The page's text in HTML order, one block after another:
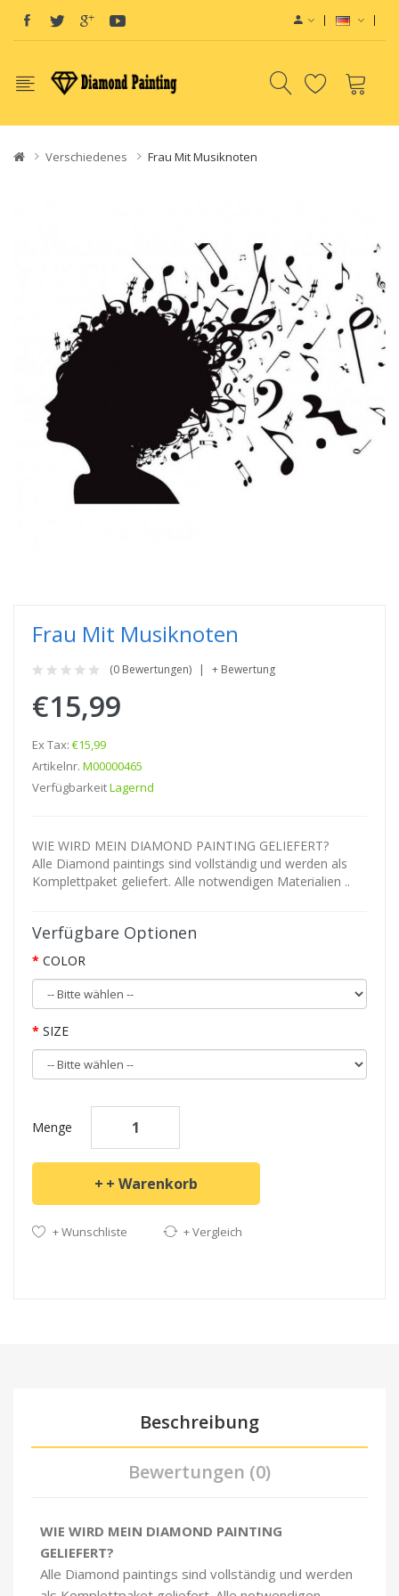
Verschiedenes Frau Mit Musiknoten
Frau Mit Musiknoten
(0 Bewertungen) + Bewertung
€15,99
Ex Tax: €15,99
Artikelnr. M00000465
VerfügbarkeitLagernd
WIE WIRD MEIN DIAMOND PAINTING GELIEFERT?
Alle Diamond paintings sind vollständig und werden als
Komplettpaket geliefert. Alle notwendigen Materialien ..
Verfügbare Optionen
COLOR
SIZE
Menge
+ Warenkorb
+ Wunschliste + Vergleich
Beschreibung
Bewertungen (0)
WIE WIRD MEIN DIAMOND PAINTING
GELIEFERT?
Alle Diamond paintings sind vollständig und werden